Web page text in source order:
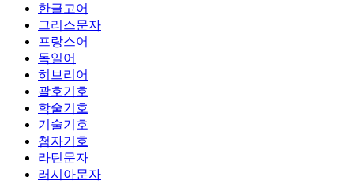
한글고어
그리스문자
프랑스어
독일어
히브리어
괄호기호
학술기호
기술기호
첨자기호
라틴문자
러시아문자